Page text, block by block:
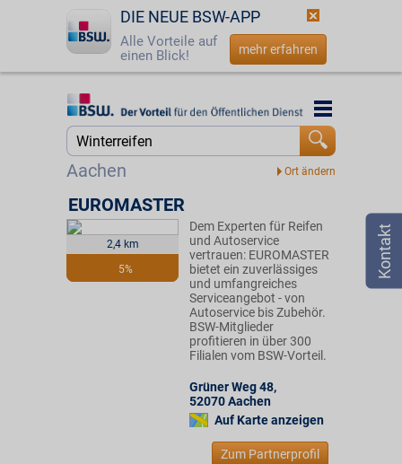
DIE NEUE BSW-APP
Alle Vorteile auf
einen Blick!
mehr erfahren
Startseite
☎ 0800 - 279 25 82
Aachen
Startseite
2,4 km
5%
EUROMASTER
Dem Experten für Reifen
und Autoservice
vertrauen: EUROMASTER
bietet ein zuverlässiges
und umfangreiches
Serviceangebot - von
Autoservice bis Zubehör.
BSW-Mitglieder
profitieren in über 300
Filialen vom BSW-Vorteil.
Grüner Weg 48,
52070Aachen
Auf Karte anzeigen
Zum Partnerprofil